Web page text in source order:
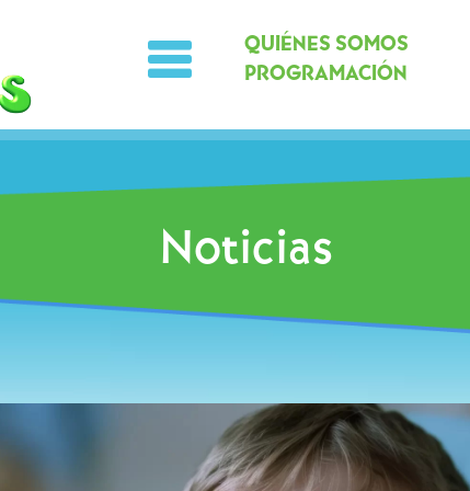
QUIÉNES SOMOS
PROGRAMACIÓN
Noticias